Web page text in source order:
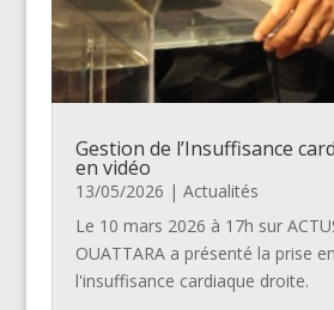
Gestion de l’Insuffisance
en vidéo
13/05/2026 | Actualités
Le 10 mars 2026 à 17h sur
OUATTARA a présenté la prise
l'insuffisance cardiaque droite.